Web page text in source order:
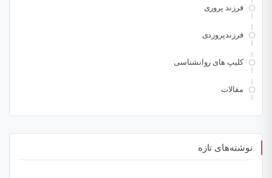
فرزند پروری
فرزندپروردی
کلیپ های روانشناسی
مقالات
نوشته‌های تازه